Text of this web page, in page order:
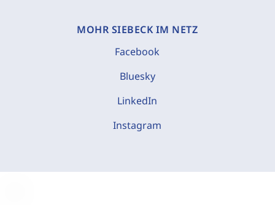
MOHR SIEBECK IM NETZ
Facebook
Bluesky
LinkedIn
Instagram